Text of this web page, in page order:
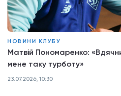
НОВИНИ КЛУБУ
Матвій Пономаренко:
мене таку турботу»
23.07.2026, 10:30